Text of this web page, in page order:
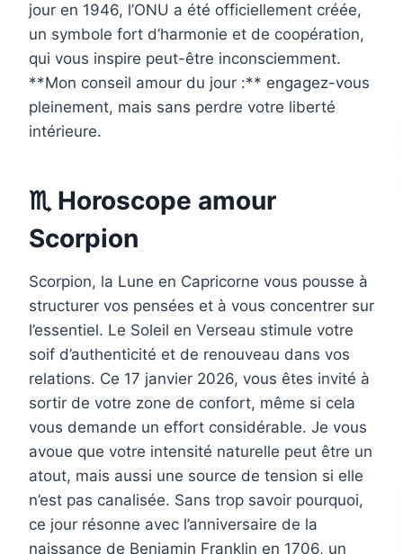
jour en 1946, l’ONU a été officiellement créée,
un symbole fort d’harmonie et de coopération,
qui vous inspire peut-être inconsciemment.
**Mon conseil amour du jour :** engagez-vous
pleinement, mais sans perdre votre liberté
intérieure.
♏ Horoscope amour
Scorpion
Scorpion, la Lune en Capricorne vous pousse à
structurer vos pensées et à vous concentrer sur
l’essentiel. Le Soleil en Verseau stimule votre
soif d’authenticité et de renouveau dans vos
relations. Ce 17 janvier 2026, vous êtes invité à
sortir de votre zone de confort, même si cela
vous demande un effort considérable. Je vous
avoue que votre intensité naturelle peut être un
atout, mais aussi une source de tension si elle
n’est pas canalisée. Sans trop savoir pourquoi,
ce jour résonne avec l’anniversaire de la
naissance de Benjamin Franklin en 1706, un